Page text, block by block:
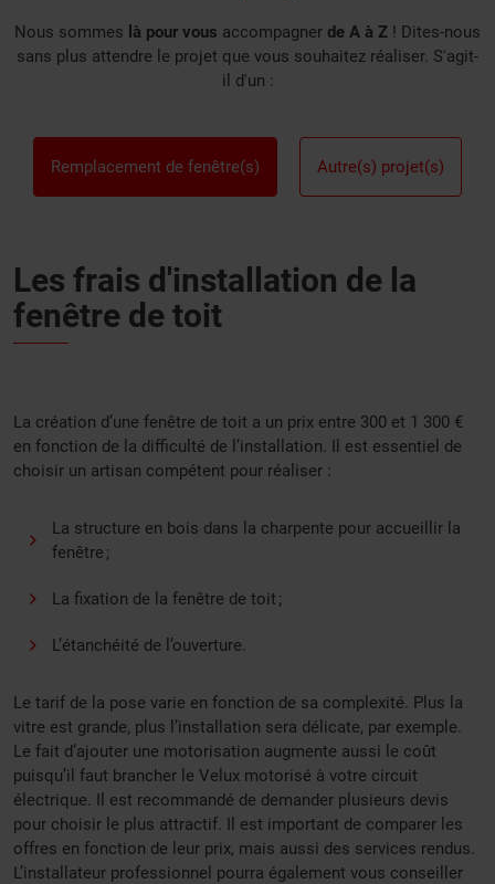
Nous sommes là pour vous accompagner de A à Z ! Dites-nous
sans plus attendre le projet que vous souhaitez réaliser. S'agit-
il d'un :
Remplacement de fenêtre(s) Autre(s) projet(s)
Les frais d'installation de la
fenêtre de toit
La création d’une fenêtre de toit a un prix entre 300 et 1 300 €
en fonction de la difficulté de l’installation. Il est essentiel de
choisir un artisan compétent pour réaliser :
La structure en bois dans la charpente pour accueillir la
fenêtre ;
La fixation de la fenêtre de toit ;
L’étanchéité de l’ouverture.
Le tarif de la pose varie en fonction de sa complexité. Plus la
vitre est grande, plus l’installation sera délicate, par exemple.
Le fait d’ajouter une motorisation augmente aussi le coût
puisqu’il faut brancher le Velux motorisé à votre circuit
électrique. Il est recommandé de demander plusieurs devis
pour choisir le plus attractif. Il est important de comparer les
offres en fonction de leur prix, mais aussi des services rendus.
L’installateur professionnel pourra également vous conseiller